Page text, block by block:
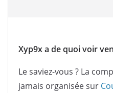
Xyp9x a de quoi voir
Le saviez-vous ? La
jamais organisée sur